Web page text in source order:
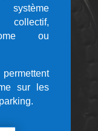
collectif,
ou
sur les